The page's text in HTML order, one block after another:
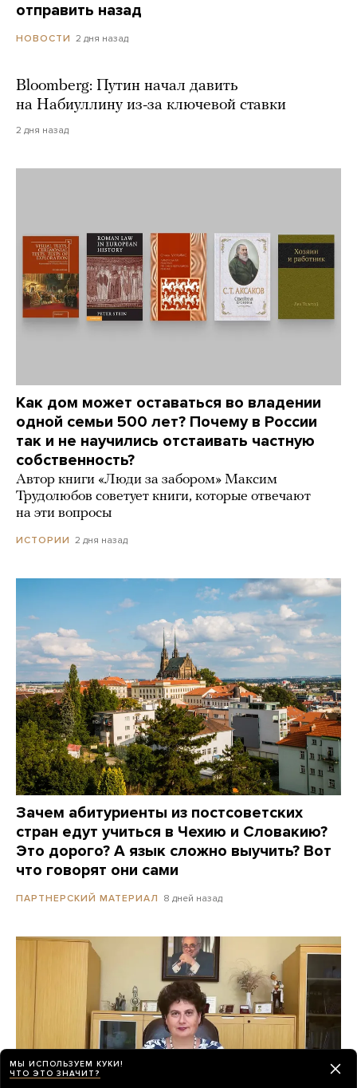
отправить назад
НОВОСТИ 2 дня назад
Bloomberg: Путин начал давить
на Набиуллину из-за ключевой ставки
2 дня назад
Как дом может оставаться во владении
одной семьи 500 лет? Почему в России
так и не научились отстаивать частную
собственность?
Автор книги «Люди за забором» Максим
Трудолюбов советует книги, которые отвечают
на эти вопросы
ИСТОРИИ 2 дня назад
Зачем абитуриенты из постсоветских
стран едут учиться в Чехию и Словакию?
Это дорого? А язык сложно выучить? Вот
что говорят они сами
ПАРТНЕРСКИЙ МАТЕРИАЛ 8 дней назад
МЫ ИСПОЛЬЗУЕМ КУКИ!
ЧТО ЭТО ЗНАЧИТ?